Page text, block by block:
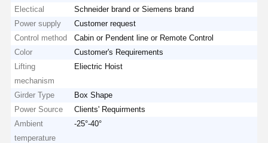
Electical
Schneider brand or Siemens brand
Power supply
Customer request
Control method
Cabin or Pendent line or Remote Control
Color
Customer's Requirements
Lifting
mechanism
Eliectric Hoist
Girder Type
Box Shape
Power Source
Clients' Requirments
Ambient
temperature
-25°-40°